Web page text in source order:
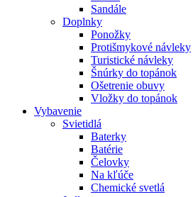
Sandále
Doplnky
Ponožky
Protišmykové návleky
Turistické návleky
Šnúrky do topánok
Ošetrenie obuvy
Vložky do topánok
Vybavenie
Svietidlá
Baterky
Batérie
Čelovky
Na kľúče
Chemické svetlá